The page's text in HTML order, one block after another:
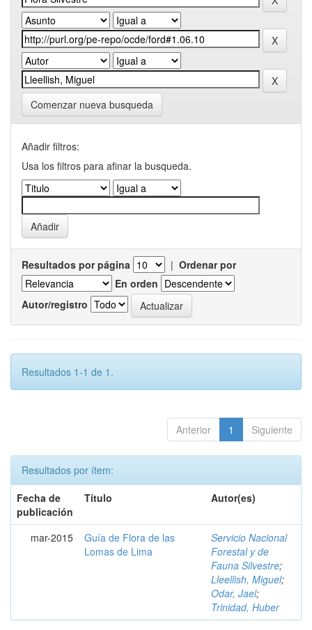
Comenzar nueva busqueda
Añadir filtros:
Usa los filtros para afinar la busqueda.
Resultados por página | Ordenar por
En orden
Autor/registro
Resultados 1-1 de 1.
Anterior 1 Siguiente
Resultados por ítem:
Fecha de
publicación
Título Autor(es)
mar-2015
Guía de Flora de las
Lomas de Lima
Servicio Nacional
Forestal y de
Fauna Silvestre;
Lleellish, Miguel;
Odar, Jael;
Trinidad, Huber